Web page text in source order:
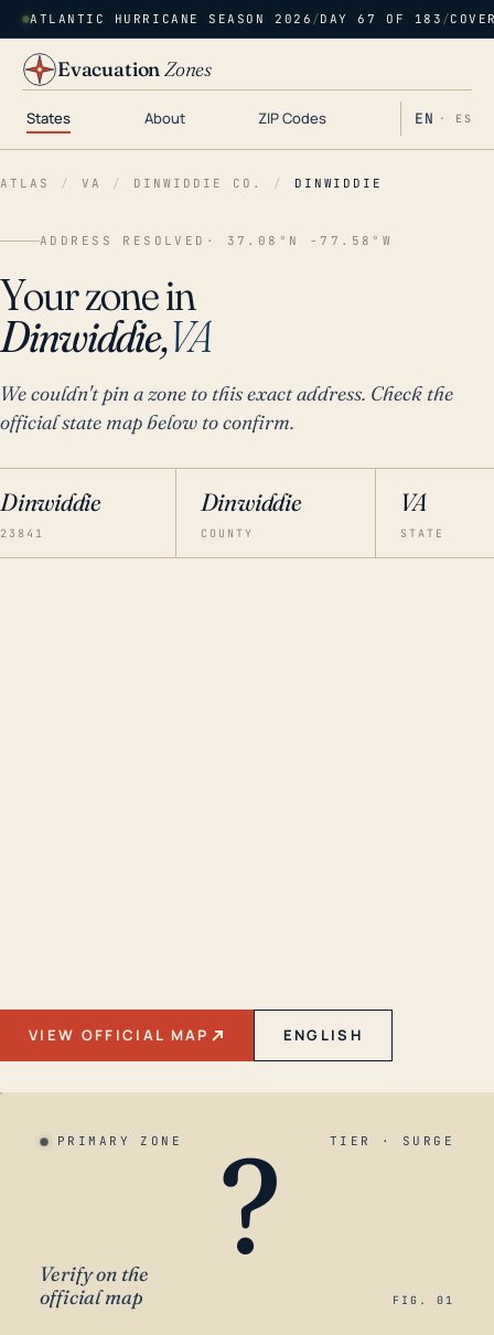
ATLANTIC HURRICANE SEASON 2026 /DAY 67 OF 183 /
EvacuationZones
States About ZIP Codes EN · ES
ATLAS / VA / DINWIDDIE CO. / DINWIDDIE
ADDRESS RESOLVED · 37.08°N -77.58°W
Your zone in
Dinwiddie,VA
We couldn't pin a zone to this exact address. Check the
official state map below to confirm.
Dinwiddie
23841
Dinwiddie
COUNTY
VA
STATE
VIEW OFFICIAL MAP ENGLISH
PRIMARY ZONE TIER · SURGE
?
Verify on the
official map
FIG. 01